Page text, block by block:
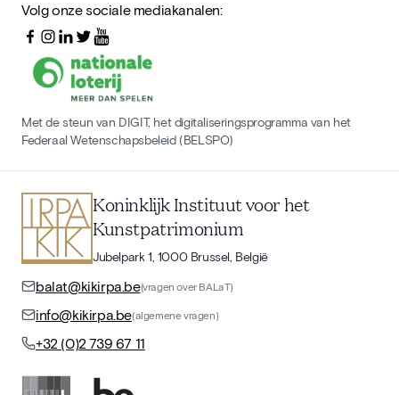
Volg onze sociale mediakanalen:
Met de steun van DIGIT, het digitaliseringsprogramma van het
Federaal Wetenschapsbeleid (BELSPO)
Koninklijk Instituut voor het
Kunstpatrimonium
Jubelpark 1, 1000 Brussel, België
balat@kikirpa.be(vragen over BALaT)
info@kikirpa.be(algemene vragen)
+32 (0)2 739 67 11